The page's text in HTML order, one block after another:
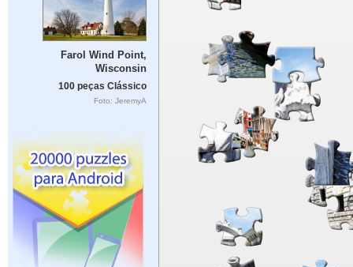
Farol Wind Point,
Wisconsin
100 peças Clássico
Foto: JeremyA